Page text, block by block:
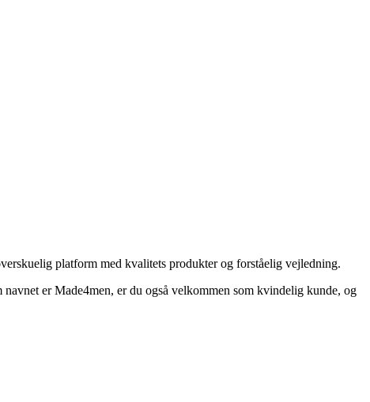
platform med kvalitets produkter og forståelig vejledning.
er Made4men, er du også velkommen som kvindelig kunde, og